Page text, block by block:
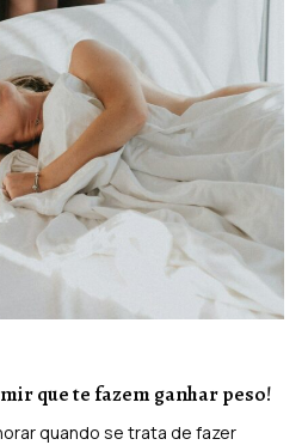
que te fazem ganhar peso!
quando se trata de fazer